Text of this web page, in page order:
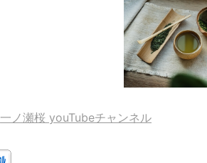
一ノ瀬桜 youTubeチャンネル